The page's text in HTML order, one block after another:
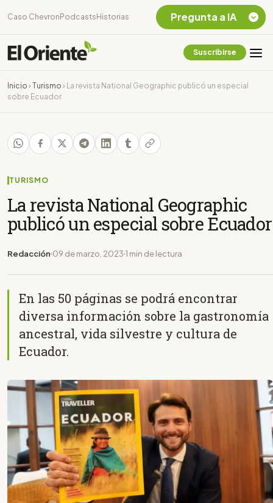
Caso Chevron Podcasts Historias
Suscribirse
Inicio › Turismo ›
La revista National Geographic publicó un especial
sobre Ecuador
TURISMO
La revista National Geographic
publicó un especial sobre Ecuador
Redacción 09 de marzo, 2023 1 min de lectura
En las 50 páginas se podrá encontrar
diversa información sobre la gastronomía
ancestral, vida silvestre y cultura de
Ecuador.
Pregunta a IA
Chevron Ecuador